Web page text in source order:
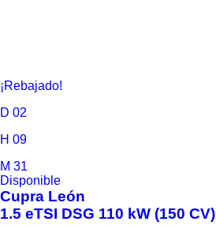
¡Rebajado!
D 02
H 09
M 31
Disponible
Cupra León
1.5 eTSI DSG 110 kW (150 CV)